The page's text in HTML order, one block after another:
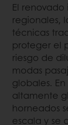
El
regionales,
técnicas
proteger el
riesgo de
modas
globales.
altamente
horneados
escala y se